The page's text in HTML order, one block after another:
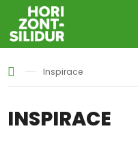
Inspirace
INSPIRACE